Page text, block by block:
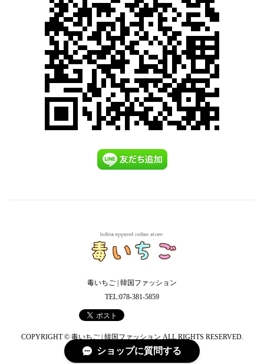
毒いちご | 韓国ファッション
TEL:078-381-5859
COPYRIGHT © 毒いちご | 韓国ファッション ALL RIGHTS RESERVED.
ショップに質問する